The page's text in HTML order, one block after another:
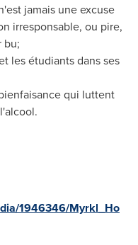
jamais une excuse
irresponsable, ou pire,
bu;
les étudiants dans ses
qui luttent
1946346/Myrkl_Ho